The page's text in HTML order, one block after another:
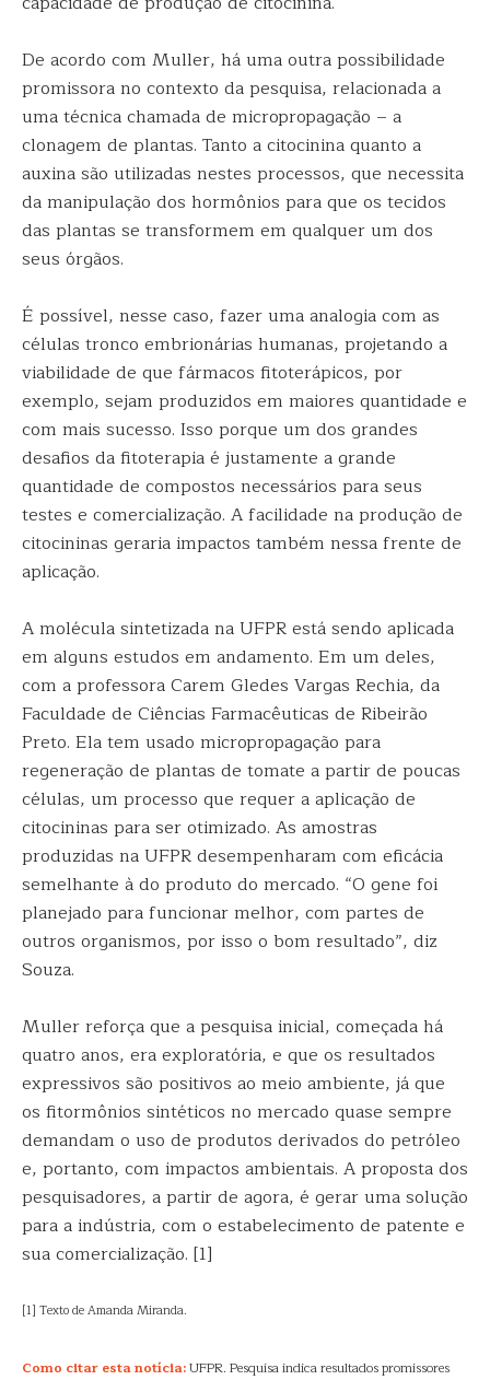
De acordo com Muller, há uma outra possibilidade
promissora no contexto da pesquisa, relacionada a
uma técnica chamada de micropropagação – a
clonagem de plantas. Tanto a citocinina quanto a
auxina são utilizadas nestes processos, que necessita
da manipulação dos hormônios para que os tecidos
das plantas se transformem em qualquer um dos
seus órgãos.
É possível, nesse caso, fazer uma analogia com as
células tronco embrionárias humanas, projetando a
viabilidade de que fármacos fitoterápicos, por
exemplo, sejam produzidos em maiores quantidade e
com mais sucesso. Isso porque um dos grandes
desafios da fitoterapia é justamente a grande
quantidade de compostos necessários para seus
testes e comercialização. A facilidade na produção de
citocininas geraria impactos também nessa frente de
aplicação.
A molécula sintetizada na UFPR está sendo aplicada
em alguns estudos em andamento. Em um deles,
com a professora Carem Gledes Vargas Rechia, da
Faculdade de Ciências Farmacêuticas de Ribeirão
Preto. Ela tem usado micropropagação para
regeneração de plantas de tomate a partir de poucas
células, um processo que requer a aplicação de
citocininas para ser otimizado. As amostras
produzidas na UFPR desempenharam com eficácia
semelhante à do produto do mercado. “O gene foi
planejado para funcionar melhor, com partes de
outros organismos, por isso o bom resultado”, diz
Souza.
Muller reforça que a pesquisa inicial, começada há
quatro anos, era exploratória, e que os resultados
expressivos são positivos ao meio ambiente, já que
os fitormônios sintéticos no mercado quase sempre
demandam o uso de produtos derivados do petróleo
e, portanto, com impactos ambientais. A proposta dos
pesquisadores, a partir de agora, é gerar uma solução
para a indústria, com o estabelecimento de patente e
sua comercialização. [1]
[1] Texto de Amanda Miranda.
Como citar esta notícia:UFPR. Pesquisa indica resultados promissores